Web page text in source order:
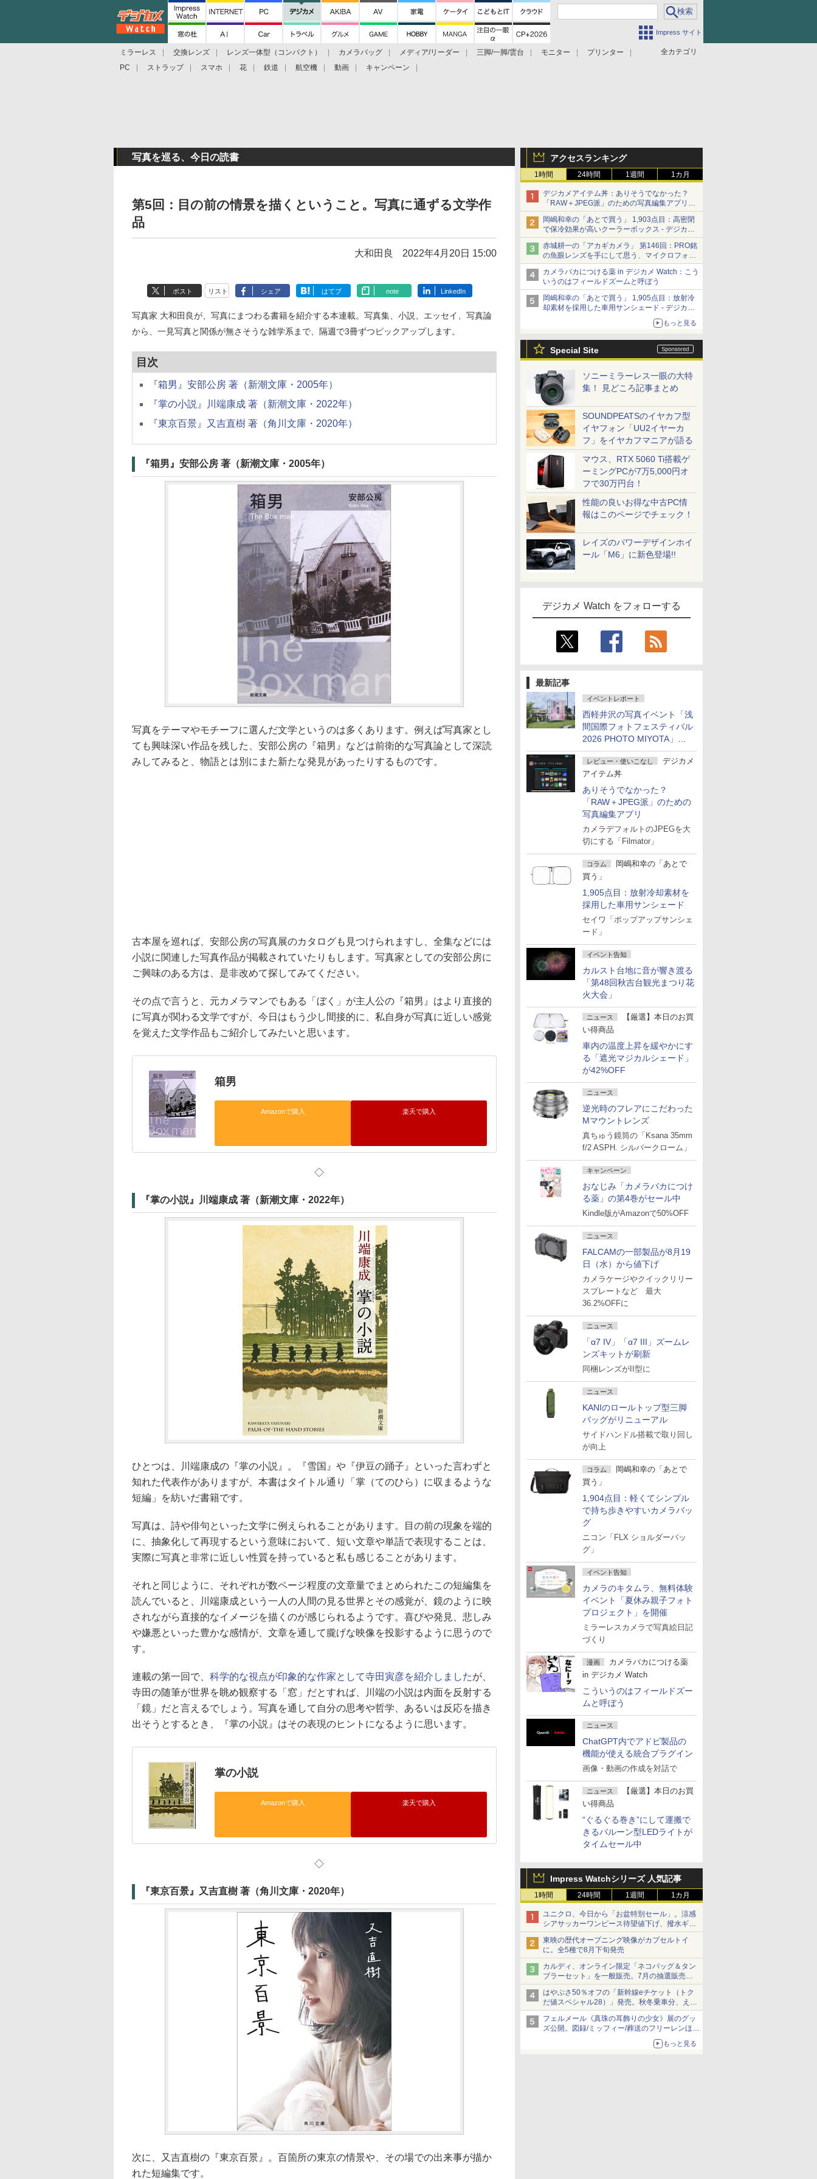
Impress サイト
全カテゴリ
ミラーレス 交換レンズ レンズ一体型（コンパクト） カメラバッグ メディア/リーダー 三脚/一脚/雲台 モニター
プリンター
PC
ストラップ スマホ 花 鉄道 航空機 動画 キャンペーン
アクセスランキング
1時間 24時間 1週間 1カ月
デジカメアイテム丼：ありそうでなかった？
「RAW＋JPEG派」のための写真編集アプリ
カメラデフォルトのJPEGを大切にする
「Filmator」
岡嶋和幸の「あとで買う」 1,903点目：高密閉
で保冷効果が高いクーラーボックス - デジカメ
Watch
赤城耕一の「アカギカメラ」 第146回：PRO銘
の魚眼レンズを手にして思う、マイクロフォー
サーズへの期待と可能性
カメラバカにつける薬 in デジカメ Watch：こう
いうのはフィールドズームと呼ぼう
岡嶋和幸の「あとで買う」 1,905点目：放射冷
却素材を採用した車用サンシェード - デジカメ
もっと見る
Special Site
ソニーミラーレス一眼の大特
集！ 見どころ記事まとめ
SOUNDPEATSのイヤカフ型
イヤフォン「UU2イヤーカ
フ」をイヤカフマニアが語る
マウス、RTX 5060 Ti搭載ゲ
ーミングPCが7万5,000円オ
フで30万円台！
性能の良いお得な中古PC情
報はこのページでチェック！
レイズのパワーデザインホイ
ール「M6」に新色登場!!
デジカメ Watch をフォローする
最新記事
イベントレポート
西軽井沢の写真イベント「浅
間国際フォトフェスティバル
2026 PHOTO MIYOTA」が
開幕
レビュー・使いこなし
デジカメ
アイテム丼
ありそうでなかった？
「RAW＋JPEG派」のための
写真編集アプリ
カメラデフォルトのJPEGを大
切にする「Filmator」
コラム
岡嶋和幸の「あとで
買う」
1,905点目：放射冷却素材を
採用した車用サンシェード
セイワ「ポップアップサンシェ
ード」
イベント告知
カルスト台地に音が響き渡る
「第48回秋吉台観光まつり花
火大会」
ニュース
【厳選】本日のお買
い得商品
車内の温度上昇を緩やかにす
る「遮光マジカルシェード」
が42%OFF
ニュース
逆光時のフレアにこだわった
Mマウントレンズ
真ちゅう鏡筒の「Ksana 35mm
f/2 ASPH. シルバークローム」
キャンペーン
おなじみ「カメラバカにつけ
る薬」の第4巻がセール中
Kindle版がAmazonで50%OFF
ニュース
FALCAMの一部製品が8月19
日（水）から値下げ
カメラケージやクイックリリー
スプレートなど 最大
36.2%OFFに
ニュース
「α7 IV」「α7 III」ズームレ
ンズキットが刷新
同梱レンズがII型に
ニュース
KANIのロールトップ型三脚
バッグがリニューアル
サイドハンドル搭載で取り回し
が向上
コラム
岡嶋和幸の「あとで
買う」
1,904点目：軽くてシンプル
で持ち歩きやすいカメラバッ
グ
ニコン「FLX ショルダーバッ
グ」
イベント告知
カメラのキタムラ、無料体験
イベント「夏休み親子フォト
プロジェクト」を開催
ミラーレスカメラで写真絵日記
づくり
漫画
カメラバカにつける薬
in デジカメ Watch
こういうのはフィールドズー
ムと呼ぼう
ニュース
ChatGPT内でアドビ製品の
機能が使える統合プラグイン
画像・動画の作成を対話で
ニュース
【厳選】本日のお買
い得商品
“ぐるぐる巻き”にして運搬で
きるバルーン型LEDライトが
タイムセール中
Impress Watchシリーズ 人気記事
1時間 24時間 1週間 1カ月
ユニクロ、今日から「お盆特別セール」。涼感
シアサッカーワンピース待望値下げ、撥水ギア
ショーツは1990円に
東映の歴代オープニング映像がカプセルトイ
に。全5種で8月下旬発売
カルディ、オンライン限定「ネコバッグ＆タン
ブラーセット」を一般販売。7月の抽選販売の
当選無効分
はやぶさ50％オフの「新幹線eチケット（トク
だ値スペシャル28）」発売。秋冬乗車分、えき
ねっと限定
フェルメール《真珠の耳飾りの少女》展のグッ
ズ公開。図録/ミッフィー/葬送のフリーレンほ
もっと見る
写真を巡る、今日の読書
第5回：目の前の情景を描くということ。写真に通ずる文学作
品
大和田良 2022年4月20日 15:00
ポスト リスト シェア はてブ note LinkedIn
写真家 大和田良が、写真にまつわる書籍を紹介する本連載。写真集、小説、エッセイ、写真論
から、一見写真と関係が無さそうな雑学系まで、隔週で3冊ずつピックアップします。
目次
『箱男』安部公房 著（新潮文庫・2005年）
『掌の小説』川端康成 著（新潮文庫・2022年）
『東京百景』又吉直樹 著（角川文庫・2020年）
『箱男』安部公房 著（新潮文庫・2005年）
写真をテーマやモチーフに選んだ文学というのは多くあります。例えば写真家とし
ても興味深い作品を残した、安部公房の『箱男』などは前衛的な写真論として深読
みしてみると、物語とは別にまた新たな発見があったりするものです。
古本屋を巡れば、安部公房の写真展のカタログも見つけられますし、全集などには
小説に関連した写真作品が掲載されていたりもします。写真家としての安部公房に
ご興味のある方は、是非改めて探してみてください。
その点で言うと、元カメラマンでもある「ぼく」が主人公の『箱男』はより直接的
に写真が関わる文学ですが、今日はもう少し間接的に、私自身が写真に近しい感覚
を覚えた文学作品もご紹介してみたいと思います。
箱男
Amazonで購入 楽天で購入
◇
『掌の小説』川端康成 著（新潮文庫・2022年）
ひとつは、川端康成の『掌の小説』。『雪国』や『伊豆の踊子』といった言わずと
知れた代表作がありますが、本書はタイトル通り「掌（てのひら）に収まるような
短編」を紡いだ書籍です。
写真は、詩や俳句といった文学に例えられることがあります。目の前の現象を端的
に、抽象化して再現するという意味において、短い文章や単語で表現することは、
実際に写真と非常に近しい性質を持っていると私も感じることがあります。
それと同じように、それぞれが数ページ程度の文章量でまとめられたこの短編集を
読んでいると、川端康成という一人の人間の見る世界とその感覚が、鏡のように映
されながら直接的なイメージを描くのが感じられるようです。喜びや発見、悲しみ
や嫌悪といった豊かな感情が、文章を通して朧げな映像を投影するように思うので
す。
連載の第一回で、 科学的な視点が印象的な作家として寺田寅彦を紹介しましたが、
寺田の随筆が世界を眺め観察する「窓」だとすれば、川端の小説は内面を反射する
「鏡」だと言えるでしょう。写真を通して自分の思考や哲学、あるいは反応を描き
出そうとするとき、『掌の小説』はその表現のヒントになるように思います。
掌の小説
Amazonで購入 楽天で購入
◇
『東京百景』又吉直樹 著（角川文庫・2020年）
次に、又吉直樹の『東京百景』。百箇所の東京の情景や、その場での出来事が描か
れた短編集です。